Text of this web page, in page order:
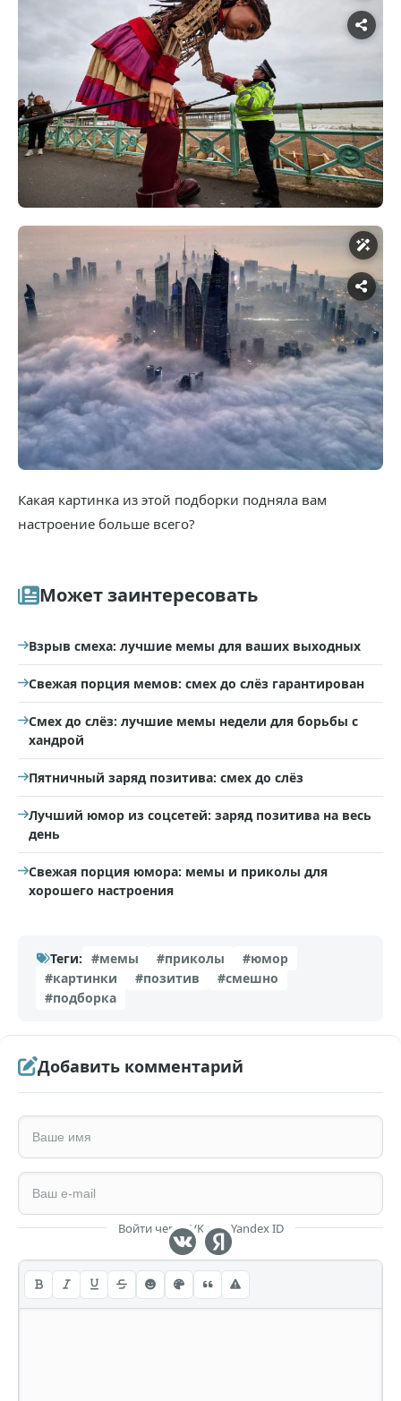
Какая картинка из этой подборки подняла вам
настроение больше всего?
Может заинтересовать
Взрыв смеха: лучшие мемы для ваших выходных
Свежая порция мемов: смех до слёз гарантирован
Смех до слёз: лучшие мемы недели для борьбы с
хандрой
Пятничный заряд позитива: смех до слёз
Лучший юмор из соцсетей: заряд позитива на весь
день
Свежая порция юмора: мемы и приколы для
хорошего настроения
Теги: #мемы #приколы
#юмор
#картинки
#позитив
#смешно
#подборка
Добавить комментарий
Войти через VK или Yandex ID